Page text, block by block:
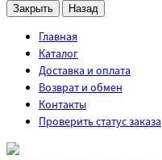
Закрыть Назад
Главная
Каталог
Доставка и оплата
Возврат и обмен
Контакты
Проверить статус заказа